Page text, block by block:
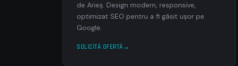
de Arieş. Design modern, responsive,
optimizat SEO pentru a fi găsit ușor pe
Google.
SOLICITĂ OFERTĂ